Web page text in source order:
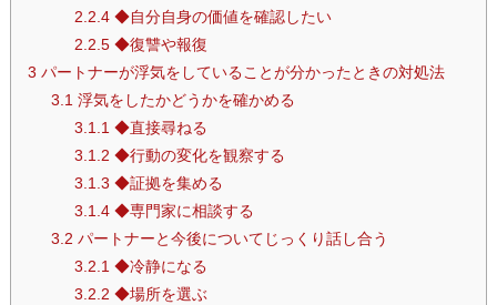
2.2.4◆自分自身の価値を確認したい
2.2.5◆復讐や報復
3 パートナーが浮気をしていることが分かったときの対処法
3.1 浮気をしたかどうかを確かめる
3.1.1 ◆直接尋ねる
3.1.2 ◆行動の変化を観察する
3.1.3 ◆証拠を集める
3.1.4◆専門家に相談する
3.2 パートナーと今後についてじっくり話し合う
3.2.1 ◆冷静になる
3.2.2 ◆場所を選ぶ